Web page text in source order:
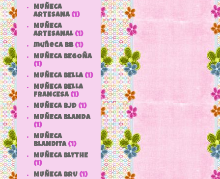
MUÑECA
ARTESANA (1)
MUÑECA
ARTESANAL (1)
muñeca bb (1)
MUÑECA BEGOÑA
(1)
MUÑECA BELLA (1)
MUÑECA BELLA
FRANCESA (1)
MUÑECA BJD (1)
MUÑECA BLANDA
(1)
MUÑECA
BLANDITA (1)
MUÑECA BLYTHE
(1)
MUÑECA BRU (1)